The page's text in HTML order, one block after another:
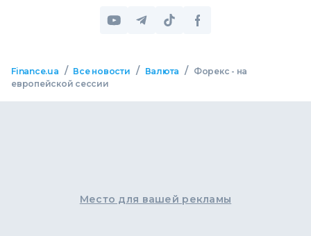
Finance.ua / Все новости / Валюта /
Форекс - на
европейской сессии
Место для вашей рекламы